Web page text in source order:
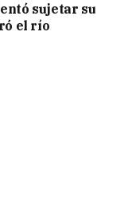
sujetar su
el río